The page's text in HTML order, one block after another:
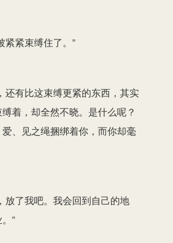
紧紧束缚住了。”
还有比这束缚更紧的东西，其实
着，却全然不晓。是什么呢？
、见之绳捆绑着你，而你却毫
放了我吧。我会回到自己的地
”